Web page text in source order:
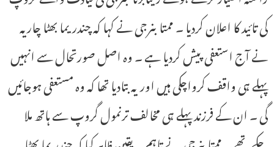
کی تائید کا اعلان کردیا ۔ ممتابنرجی نے کہا کہ چندریما بھٹا چاریہ
نے آج استعفی پیش کردیا ہے ۔ وہ اصل صورتحال سے انہیں
پہلے ہی واقف کرواچکی ہیں اور یہ بتادیا تھا کہ وہ مستعفی ہوجائیں
گی ۔ ان کے فرزند پہلے ہی مخالف ترنمول گروپ سے ہاتھ ملا